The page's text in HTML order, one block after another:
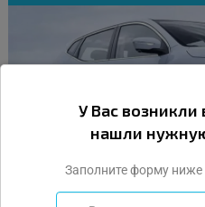
От 1,7 млн рублей: в России
У Вас
нашли
Заполните форму